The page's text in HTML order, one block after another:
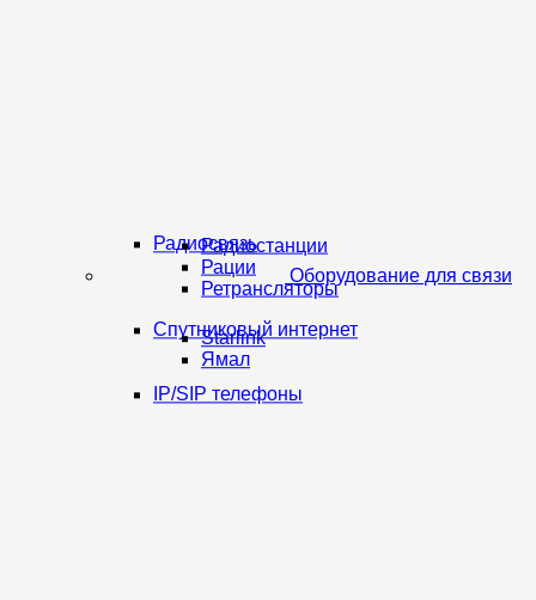
Оборудование для связи
Радиосвязь
Радиостанции
Рации
Ретрансляторы
Спутниковый интернет
Starlink
Ямал
IP/SIP телефоны